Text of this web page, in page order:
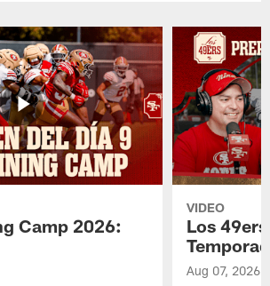
Camp 2026:
VIDEO
Los
Aug 07, 2026